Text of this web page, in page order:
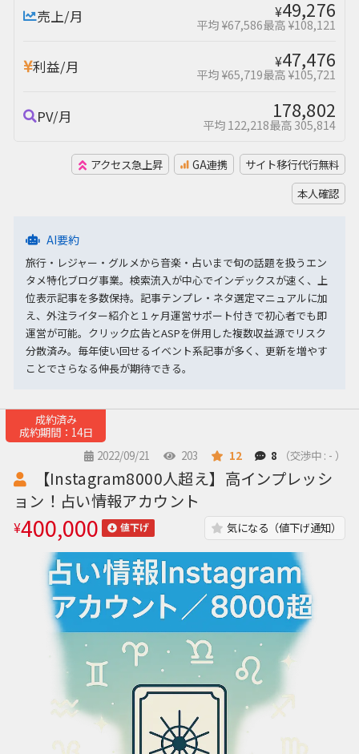
売上/月 ¥49,276
平均 ¥67,586最高 ¥108,121
利益/月 ¥47,476
平均 ¥65,719最高 ¥105,721
PV/月 178,802
平均 122,218最高 305,814
アクセス急上昇 GA連携
サイト移行代行無料
本人確認
AI要約
旅行・レジャー・グルメから音楽・占いまで旬の話題を扱うエン
タメ特化ブログ事業。検索流入が中心でインデックスが速く、上
位表示記事を多数保持。記事テンプレ・ネタ選定マニュアルに加
え、外注ライター紹介と１ヶ月運営サポート付きで初心者でも即
運営が可能。クリック広告とASPを併用した複数収益源でリスク
分散済み。毎年使い回せるイベント系記事が多く、更新を増やす
ことでさらなる伸長が期待できる。
成約済み
成約期間：14日
2022/09/21
203 12 8 （交渉中 : - ）
【Instagram8000人超え】高インプレッシ
ョン！占い情報アカウント
¥400,000 値下げ 気になる（値下げ通知）